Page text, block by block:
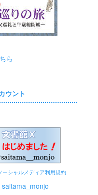
ら
ウント
ーシャルメディア利用規約
saitama_monjo